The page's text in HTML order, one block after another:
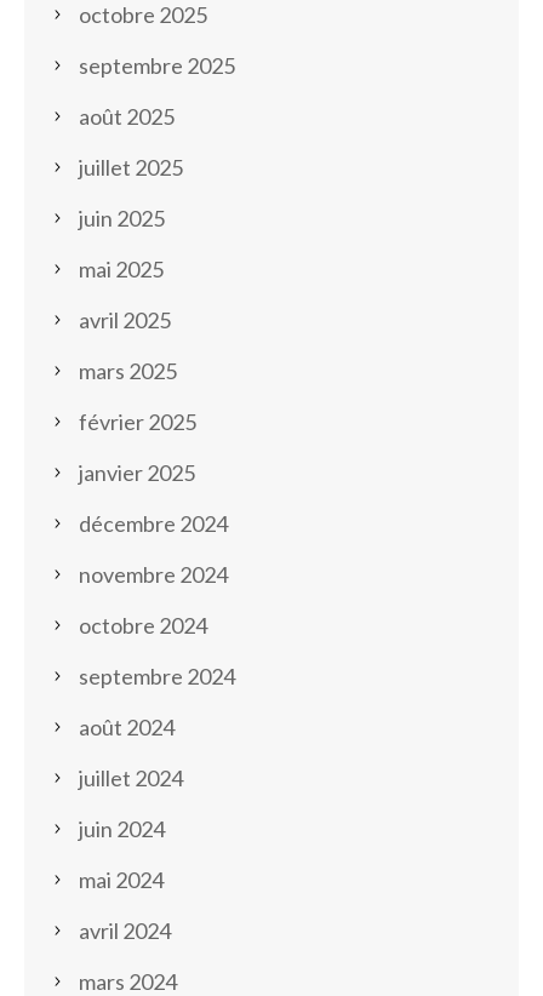
octobre 2025
septembre 2025
août 2025
juillet 2025
juin 2025
mai 2025
avril 2025
mars 2025
février 2025
janvier 2025
décembre 2024
novembre 2024
octobre 2024
septembre 2024
août 2024
juillet 2024
juin 2024
mai 2024
avril 2024
mars 2024